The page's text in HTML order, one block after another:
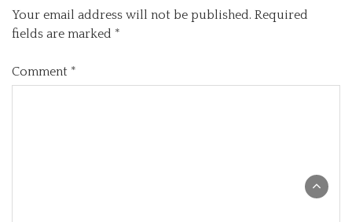
Your email address will not be published. Required
fields are marked *
Comment *